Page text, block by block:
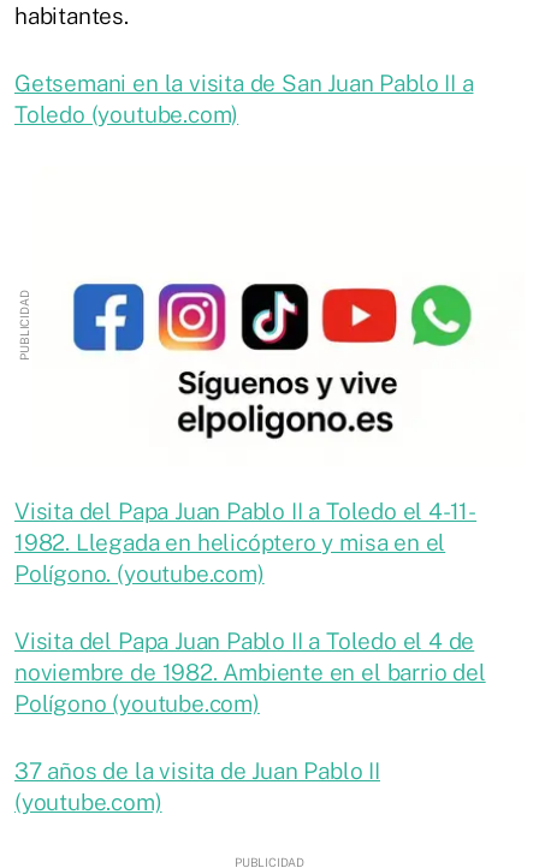
habitantes.
Getsemani en la visita de San Juan Pablo II a
Toledo (youtube.com)
Visita del Papa Juan Pablo II a Toledo el 4-11-
1982. Llegada en helicóptero y misa en el
Polígono. (youtube.com)
Visita del Papa Juan Pablo II a Toledo el 4 de
noviembre de 1982. Ambiente en el barrio del
Polígono (youtube.com)
37 años de la visita de Juan Pablo II
(youtube.com)